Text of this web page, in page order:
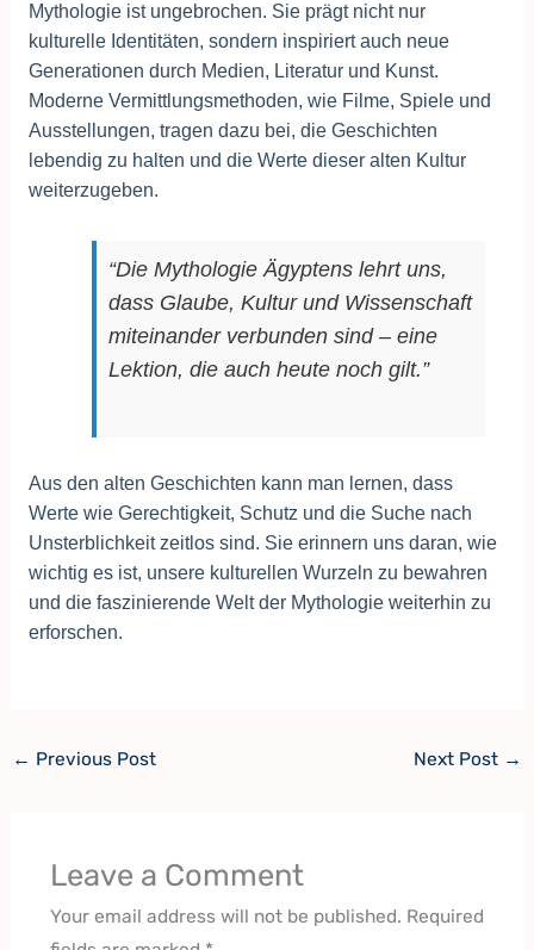
Mythologie ist ungebrochen. Sie prägt nicht nur
kulturelle Identitäten, sondern inspiriert auch neue
Generationen durch Medien, Literatur und Kunst.
Moderne Vermittlungsmethoden, wie Filme, Spiele und
Ausstellungen, tragen dazu bei, die Geschichten
lebendig zu halten und die Werte dieser alten Kultur
weiterzugeben.
“Die Mythologie Ägyptens lehrt uns,
dass Glaube, Kultur und Wissenschaft
miteinander verbunden sind – eine
Lektion, die auch heute noch gilt.”
Aus den alten Geschichten kann man lernen, dass
Werte wie Gerechtigkeit, Schutz und die Suche nach
Unsterblichkeit zeitlos sind. Sie erinnern uns daran, wie
wichtig es ist, unsere kulturellen Wurzeln zu bewahren
und die faszinierende Welt der Mythologie weiterhin zu
erforschen.
← Previous Post Next Post →
Leave a Comment
Your email address will not be published. Required